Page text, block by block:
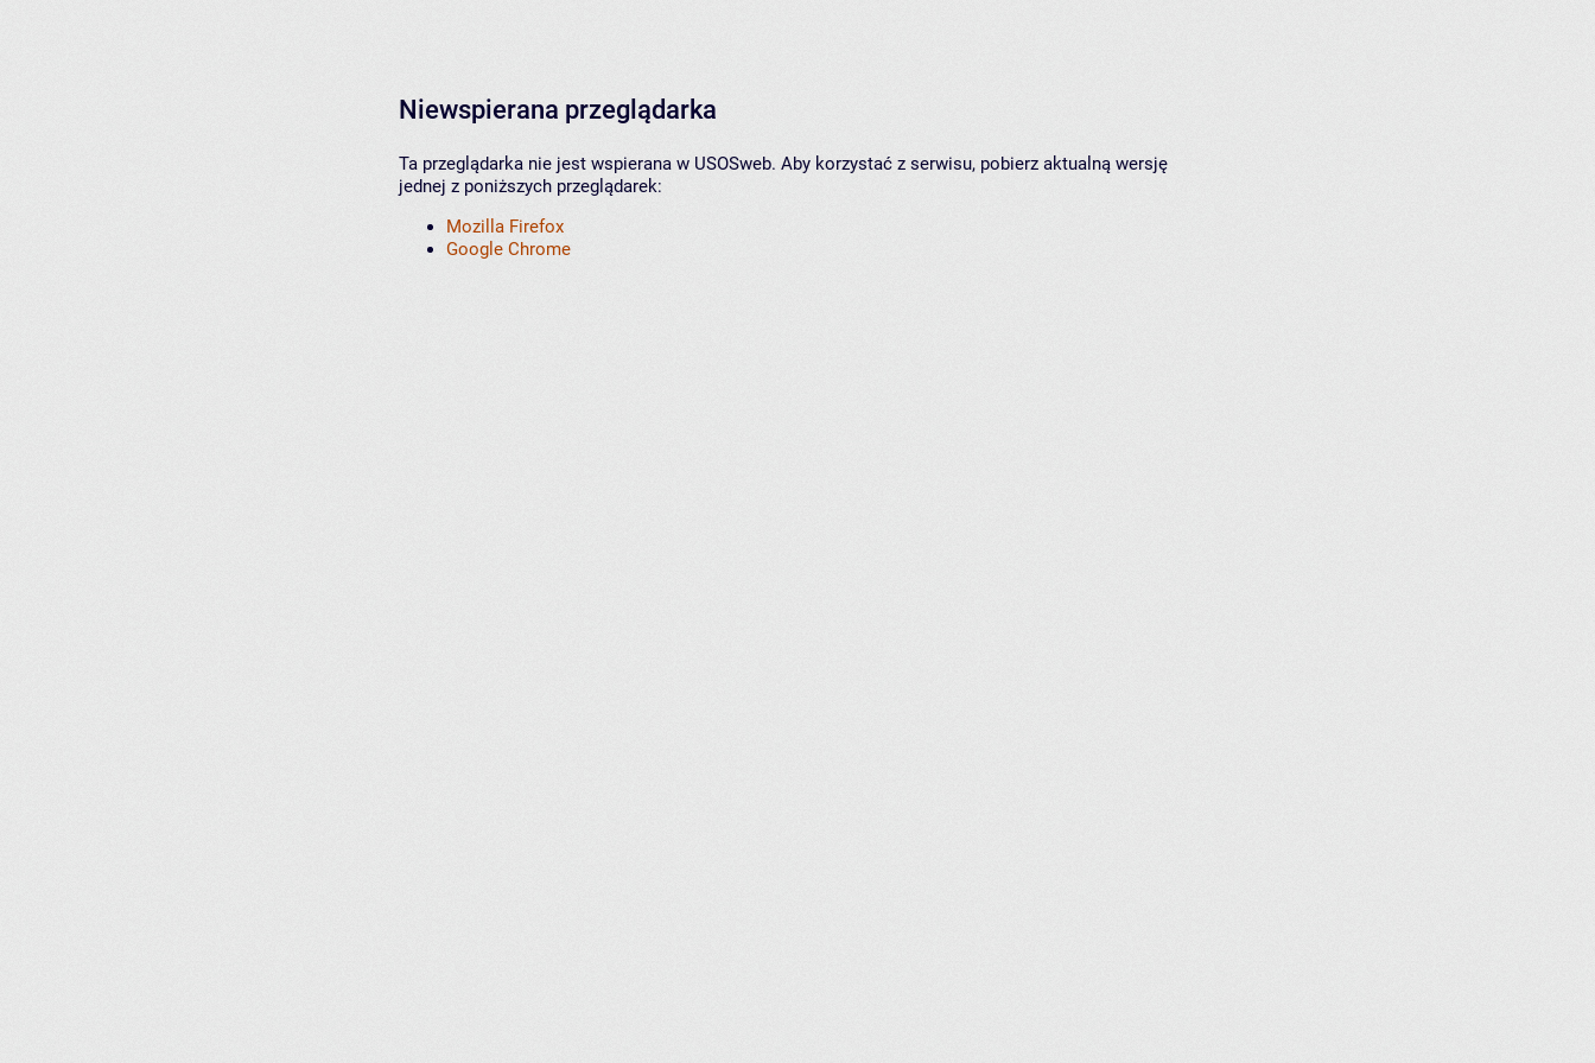
Niewspierana przeglądarka
Ta przeglądarka nie jest wspierana w USOSweb. Aby korzystać z serwisu, pobierz aktualną wersję
jednej z poniższych przeglądarek:
Mozilla Firefox
Google Chrome